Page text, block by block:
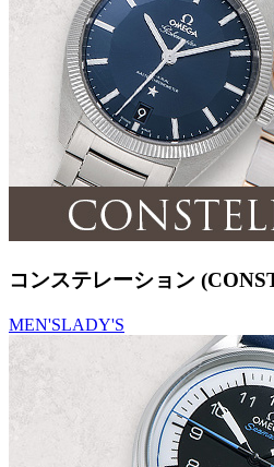
コンステレーション
MEN'SLADY'S